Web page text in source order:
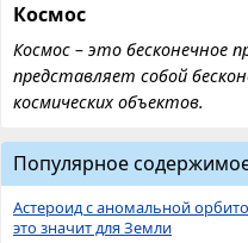
Космос
Космос – это бесконечное
представляет собой
космических объектов.
Популярное
Астероид с аномальной
это значит для Земли